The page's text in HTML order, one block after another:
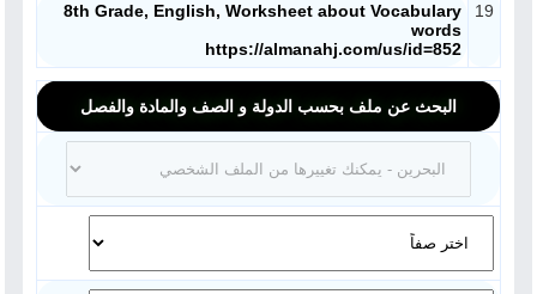
19
8th Grade, English, Worksheet about Vocabulary
words
https://almanahj.com/us/id=852
البحث عن ملف بحسب الدولة و الصف والمادة والفصل